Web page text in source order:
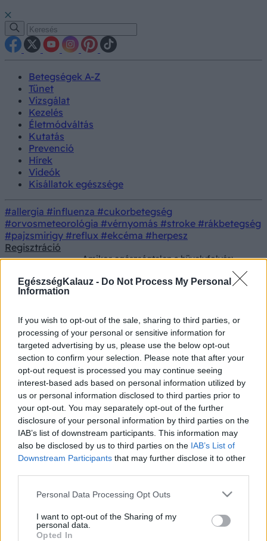
EgészségKalauz - Do Not Process My Personal
Information
If you wish to opt-out of the sale, sharing to third parties, or
processing of your personal or sensitive information for
targeted advertising by us, please use the below opt-out
section to confirm your selection. Please note that after your
opt-out request is processed you may continue seeing
interest-based ads based on personal information utilized by
us or personal information disclosed to third parties prior to
your opt-out. You may separately opt-out of the further
disclosure of your personal information by third parties on the
IAB’s list of downstream participants. This information may
also be disclosed by us to third parties on the IAB’s List of
Downstream Participants that may further disclose it to other
Please note that this website/app uses one or more Google
not limited to your visit or usage behaviour. You may click to
grant or deny consent to Google and its third-party tags to
Personal Data Processing Opt Outs
I want to opt-out of the Sharing of my
personal data.
Opted In
Betegségek A-Z
Tünet
Vizsgálat
Kezelés
Életmódváltás
Kutatás
Prevenció
Hírek
Videók
Kisállatok egészsége
#allergia #influenza #cukorbetegség
#orvosmeteorológia #vérnyomás #stroke #rákbetegség
#pajzsmirigy #reflux #ekcéma #herpesz
Regisztráció
Amikor egészségtelen a hüvelyfolyás:
Szponzorált tartalom
Amikor egészségtelen a
hüvelyfolyás: ezek a bakteriális
vaginózis veszélyei